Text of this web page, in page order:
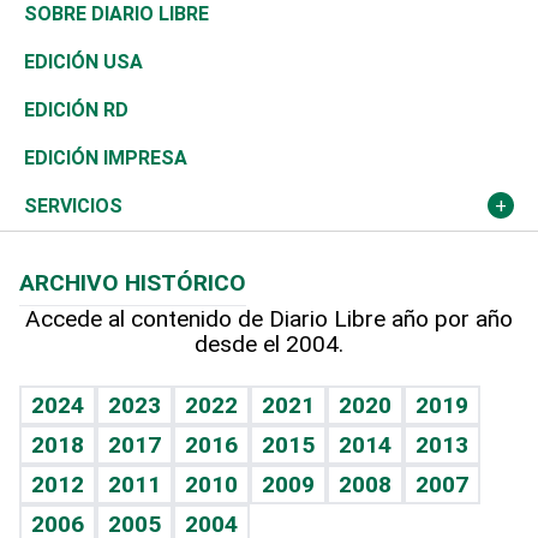
Reportajes
Asia
África
Ocenanía
Caribe
Resto del mundo
Consumo
Vivienda
Telecom.
Global y variable
Economía personal
Belleza
Buena Vida
Sociales
Novedades
Podcast Arte Libre
Hablando con el pediatra
Vida y familia
Eñe
Celebrando la vida
Golf
Ciclismo
Tenis
Olimpismo
Más deportes
Línea de hit
TBT Deportivo
De buena tinta
En Directo
El Espía
Noticiero Poteleche
Columnistas
Más firmas
Clima
Tecnología
Historia
Martes de tecnología
Cambio climático
Mundo
Economía
Revista
Deportes
Opinión
Hecho en casa
Guía del dinero
SOBRE DIARIO LIBRE
EDICIÓN USA
EDICIÓN RD
EDICIÓN IMPRESA
SERVICIOS
Cumpleaños
Horóscopos
Crucigramas
ARCHIVO HISTÓRICO
Accede al contenido de Diario Libre año por año
desde el 2004.
2024 2023 2022 2021 2020
2019
2018
2017 2016 2015 2014
2013
2012
2011 2010 2009 2008
2007
2006
2005 2004